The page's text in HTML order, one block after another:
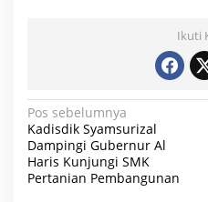
Ikuti
N
a
v
Pos sebelumnya
Kadisdik Syamsurizal
Dampingi Gubernur Al
Haris Kunjungi SMK
Pertanian Pembangunan